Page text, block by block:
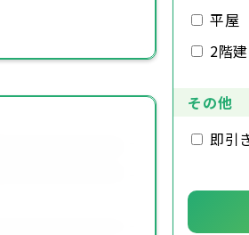
平屋
2階
その他
即引